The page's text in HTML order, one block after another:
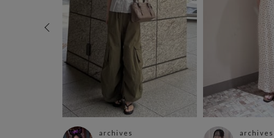
archives archives